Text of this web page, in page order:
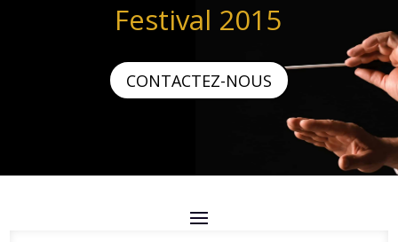
Festival 2015
CONTACTEZ-NOUS